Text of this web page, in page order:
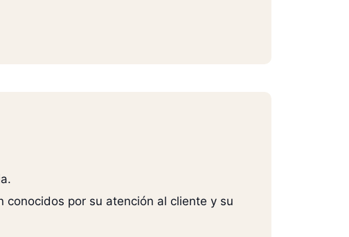
por su atención al cliente y su